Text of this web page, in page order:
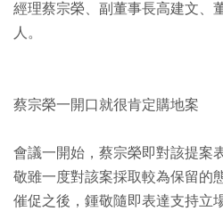
經理蔡宗榮、副董事長高建文、
人。
蔡宗榮一開口就很肯定購地案
會議一開始，蔡宗榮即對該提案
敬雖一度對該案採取較為保留的
催促之後，鍾敬隨即表達支持立